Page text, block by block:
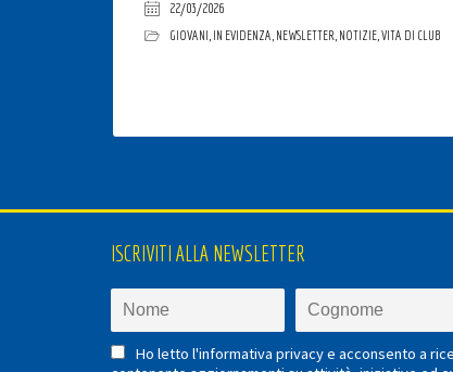
22/03/2026
GIOVANI, IN EVIDENZA, NEWSLETTER, NOTIZIE,VITA DI CLUB
ISCRIVITI ALLA NEWSLETTER
Ho letto l'informativa privacy e acconsento a